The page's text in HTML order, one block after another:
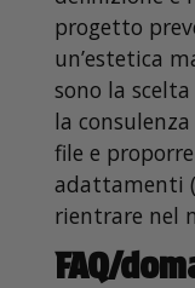
progetto
un’estetica
sono la
la
file e
adattamenti
rientrare nel
FAQ/